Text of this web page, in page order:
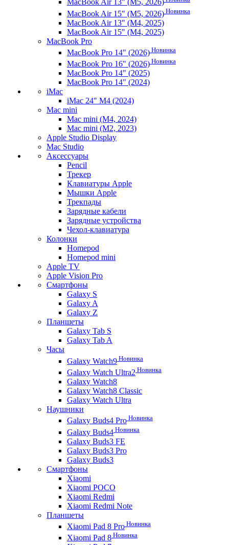
MacBook Air 13" (M5, 2026)
MacBook Air 15" (M5, 2026) Новинка
MacBook Air 13" (M4, 2025)
MacBook Air 15" (M4, 2025)
MacBook Pro
MacBook Pro 14" (2026) Новинка
MacBook Pro 16" (2026) Новинка
MacBook Pro 14" (2025)
MacBook Pro 14" (2024)
iMac
iMac 24" M4 (2024)
Mac mini
Mac mini (M4, 2024)
Mac mini (M2, 2023)
Apple Studio Display
Mac Studio
Аксессуары
Pencil
Трекер
Клавиатуры Apple
Мышки Apple
Трекпады
Зарядные кабели
Зарядные устройства
Чехол-клавиатура
Колонки
Homepod
Homepod mini
Apple TV
Apple Vision Pro
Смартфоны
Galaxy S
Galaxy A
Galaxy Z
Планшеты
Galaxy Tab S
Galaxy Tab A
Часы
Galaxy Watch9 Новинка
Galaxy Watch Ultra2 Новинка
Galaxy Watch8
Galaxy Watch8 Classic
Galaxy Watch Ultra
Наушники
Galaxy Buds4 Pro Новинка
Galaxy Buds4 Новинка
Galaxy Buds3 FE
Galaxy Buds3 Pro
Galaxy Buds3
Смартфоны
Xiaomi
Xiaomi POCO
Xiaomi Redmi
Xiaomi Redmi Note
Планшеты
Xiaomi Pad 8 Pro Новинка
Xiaomi Pad 8 Новинка